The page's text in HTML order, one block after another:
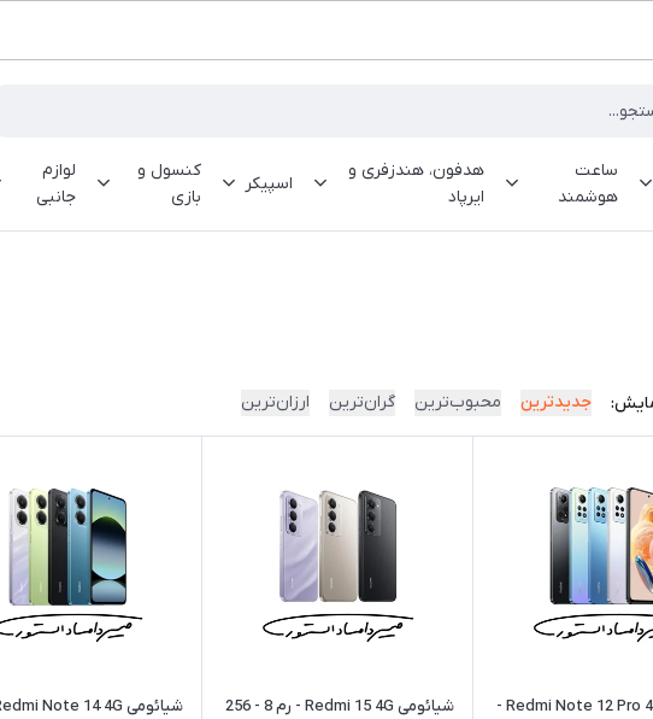
ساعت
هوشمند
هدفون، هندزفری و
ایرپاد
اسپیکر
کنسول و
بازی
لوازم
جانبی
جدیدترین محبوب‌ترین گران‌ترین ارزان‌ترین
شیائومی Redmi Note 12 Pro 4G -
شیائومی Redmi 15 4G - رم 8 - 256